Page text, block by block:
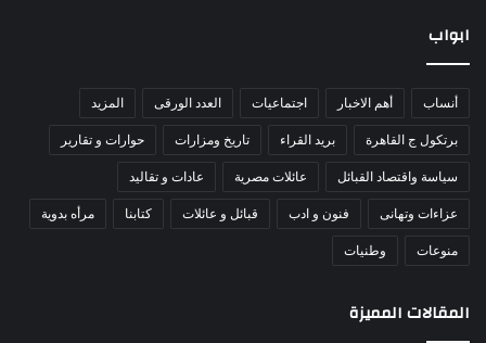
ابواب
أنساب أهم الاخبار اجتماعيات العدد الورقى المزيد
برتكول ج القاهرة بريد القراء تاريخ ومزارات حوارات و تقارير
سياسة واقتصاد القبائل عائلات مصرية عادات و تقاليد
عزاءات وتهانى فنون و ادب قبائل و عائلات كتابنا مرأه بدوية
منوعات وطنيات
المقالات المميزة